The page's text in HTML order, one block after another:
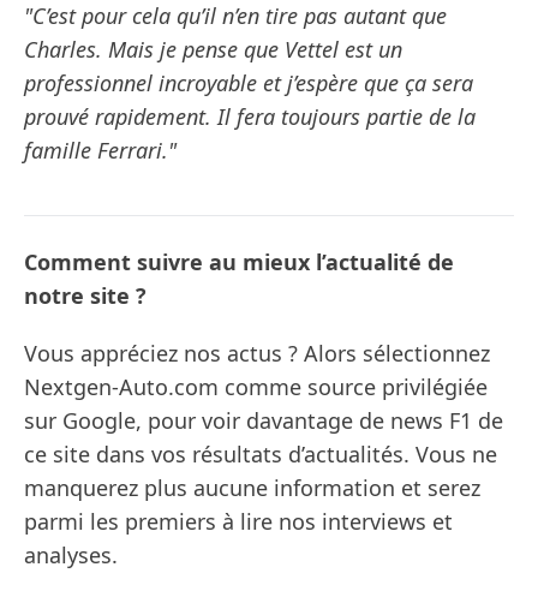
"C’est pour cela qu’il n’en tire pas autant que
Charles. Mais je pense que Vettel est un
professionnel incroyable et j’espère que ça sera
prouvé rapidement. Il fera toujours partie de la
famille Ferrari."
Comment suivre au mieux l’actualité de
notre site ?
Vous appréciez nos actus ? Alors sélectionnez
Nextgen-Auto.com comme source privilégiée
sur Google, pour voir davantage de news F1 de
ce site dans vos résultats d’actualités. Vous ne
manquerez plus aucune information et serez
parmi les premiers à lire nos interviews et
analyses.